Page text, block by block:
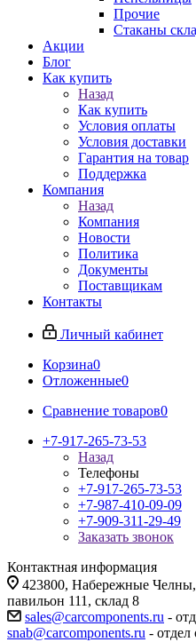
Прочие
Стаканы
Акции
Блог
Как купить
Назад
Как купить
Условия оплаты
Условия доставки
Гарантия на товар
Поддержка
Компания
Назад
Компания
Новости
Политика
Документы
Поставщикам
Контакты
Личный кабинет
Корзина0
Отложенные0
Сравнение товаров0
+7-917-265-73-53
Назад
Телефоны
+7-917-265-73-53
+7-987-410-09-09
+7-909-311-29-49
Заказать звонок
Контактная информация
423800, Набережные
павильон 111, склад 8
sales@carcomponents.ru -
snab@carcomponents.ru - отдел